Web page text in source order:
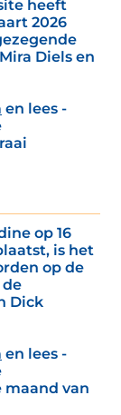
heeft
2026
Diels en
en lees -
op 16
is het
op de
Dick
en lees -
maand van